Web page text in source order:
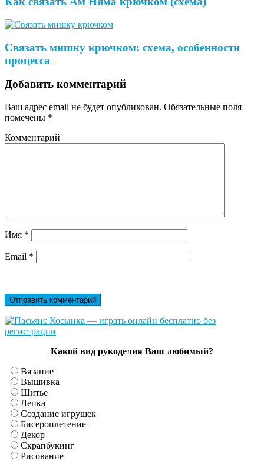
Связать мишку крючком: схема, особенности
процесса
Добавить комментарий
Ваш адрес email не будет опубликован. Обязательные поля
помечены *
Комментарий
Имя *
Email *
Какой вид рукоделия Ваш любимый?
Вязание
Вышивка
Шитье
Лепка
Создание игрушек
Бисероплетение
Декор
Скрапбукинг
Рисование